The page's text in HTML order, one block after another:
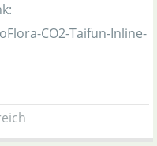
CO2-Taifun-Inline-